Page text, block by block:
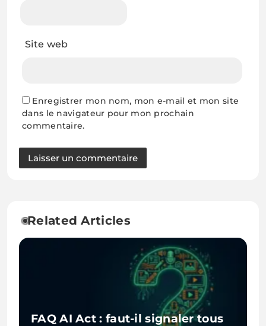
Site web
Enregistrer mon nom, mon e-mail et mon site
dans le navigateur pour mon prochain
commentaire.
Related Articles
FAQ AI Act : faut-il signaler tous